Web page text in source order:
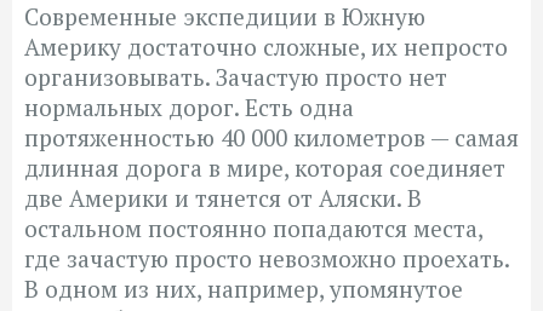
Современные экспедиции в Южную
Америку достаточно сложные, их непросто
организовывать. Зачастую просто нет
нормальных дорог. Есть одна
протяженностью 40 000 километров — самая
длинная дорога в мире, которая соединяет
две Америки и тянется от Аляски. В
остальном постоянно попадаются места,
где зачастую просто невозможно проехать.
В одном из них, например, упомянутое